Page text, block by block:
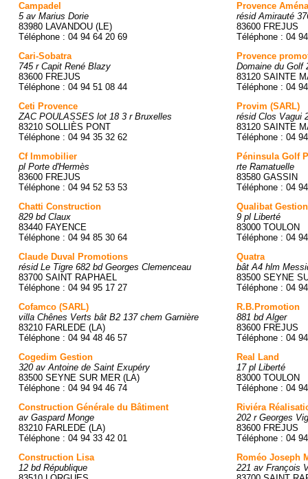
Campadel
5 av Marius Dorie
83980 LAVANDOU (LE)
Téléphone : 04 94 64 20 69
Cari-Sobatra
745 r Capit René Blazy
83600 FREJUS
Téléphone : 04 94 51 08 44
Ceti Provence
ZAC POULASSES lot 18 3 r Bruxelles
83210 SOLLIÈS PONT
Téléphone : 04 94 35 32 62
Cf Immobilier
pl Porte d'Hermès
83600 FREJUS
Téléphone : 04 94 52 53 53
Chatti Construction
829 bd Claux
83440 FAYENCE
Téléphone : 04 94 85 30 64
Claude Duval Promotions
résid Le Tigre 682 bd Georges Clemenceau
83700 SAINT RAPHAEL
Téléphone : 04 94 95 17 27
Cofamco (SARL)
villa Chênes Verts bât B2 137 chem Garnière
83210 FARLEDE (LA)
Téléphone : 04 94 48 46 57
Cogedim Gestion
320 av Antoine de Saint Exupéry
83500 SEYNE SUR MER (LA)
Téléphone : 04 94 94 46 74
Construction Générale du Bâtiment
av Gaspard Monge
83210 FARLEDE (LA)
Téléphone : 04 94 33 42 01
Construction Lisa
12 bd République
Provence
résid Amirauté
83600 FREJUS
Téléphone : 04
Provence
Domaine du Golf
83120 SAINTE
Téléphone : 04
Provim (SARL)
résid Clos Vagui
83120 SAINTE
Téléphone : 04
Péninsula Golf
rte Ramatuelle
83580 GASSIN
Téléphone : 04
Qualibat Gestion
9 pl Liberté
83000 TOULON
Téléphone : 04
Quatra
bât A4 hlm
83500 SEYNE
Téléphone : 04
R.B.Promotion
881 bd Alger
83600 FREJUS
Téléphone : 04
Real Land
17 pl Liberté
83000 TOULON
Téléphone : 04
Riviéra
202 r Georges
83600 FREJUS
Téléphone : 04
Roméo Joseph
221 av François